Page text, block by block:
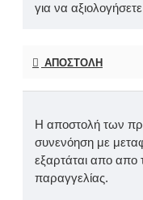
για να αξιολογήσετε
ΑΠΟΣΤΟΛΉ
Η αποστολή των
συνενόηση με
εξαρτάται απο απο
παραγγελίας.